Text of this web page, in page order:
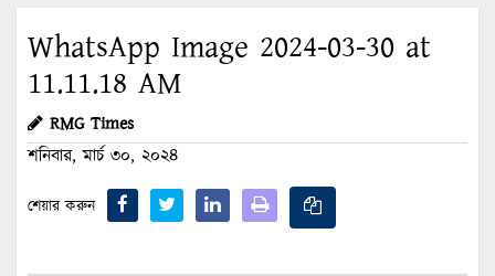
WhatsApp Image 2024-03-30 at
11.11.18 AM
RMG Times
শনিবার, মার্চ ৩০, ২০২৪
শেয়ার করুন